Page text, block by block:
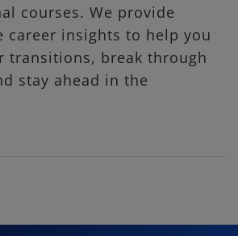
courses. We provide
career insights to help you
transitions, break through
stay ahead in the